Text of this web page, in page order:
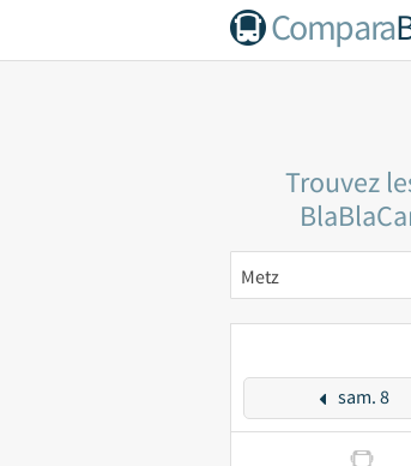
Compara
Trouvez
Metz
sam. 8